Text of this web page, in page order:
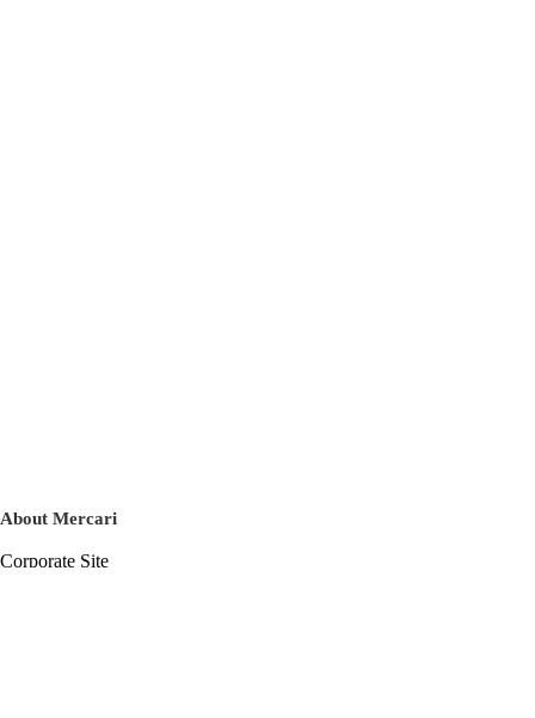
About Mercari
Corporate Site